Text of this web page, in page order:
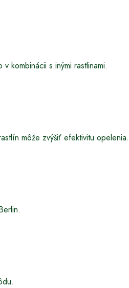
kombinácii s inými rastlinami.
môže zvýšiť efektivitu opelenia.